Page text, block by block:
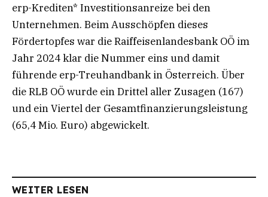
erp-Krediten* Investitionsanreize bei den
Unternehmen. Beim Ausschöpfen dieses
Fördertopfes war die Raiffeisenlandesbank OÖ im
Jahr 2024 klar die Nummer eins und damit
führende erp-Treuhandbank in Österreich. Über
die RLB OÖ wurde ein Drittel aller Zusagen (167)
und ein Viertel der Gesamtfinanzierungsleistung
(65,4 Mio. Euro) abgewickelt.
WEITER LESEN